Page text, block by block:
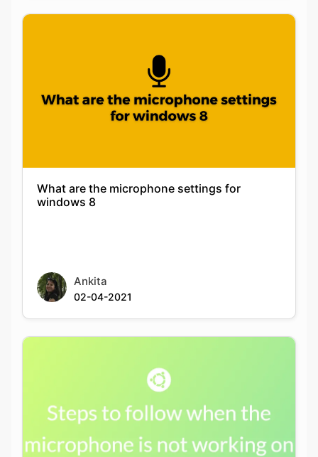
What are the microphone settings for
windows 8
Ankita
02-04-2021